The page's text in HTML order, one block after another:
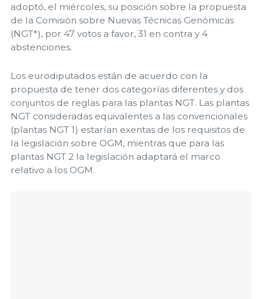
adoptó, el miércoles, su posición sobre la propuesta
de la Comisión sobre Nuevas Técnicas Genómicas
(NGT*), por 47 votos a favor, 31 en contra y 4
abstenciones.
Los eurodiputados están de acuerdo con la
propuesta de tener dos categorías diferentes y dos
conjuntos de reglas para las plantas NGT. Las plantas
NGT consideradas equivalentes a las convencionales
(plantas NGT 1) estarían exentas de los requisitos de
la legislación sobre OGM, mientras que para las
plantas NGT 2 la legislación adaptará el marco
relativo a los OGM.